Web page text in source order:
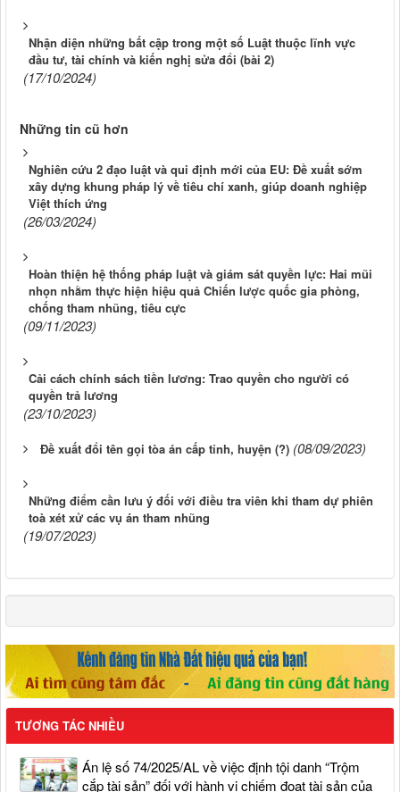
Nhận diện những bất cập trong một số Luật thuộc lĩnh vực
đầu tư, tài chính và kiến nghị sửa đổi (bài 2)
(17/10/2024)
Những tin cũ hơn
Nghiên cứu 2 đạo luật và qui định mới của EU: Đề xuất sớm
xây dựng khung pháp lý về tiêu chí xanh, giúp doanh nghiệp
Việt thích ứng
(26/03/2024)
Hoàn thiện hệ thống pháp luật và giám sát quyền lực: Hai mũi
nhọn nhằm thực hiện hiệu quả Chiến lược quốc gia phòng,
chống tham nhũng, tiêu cực
(09/11/2023)
Cải cách chính sách tiền lương: Trao quyền cho người có
quyền trả lương
(23/10/2023)
Đề xuất đổi tên gọi tòa án cấp tỉnh, huyện (?) (08/09/2023)
Những điểm cần lưu ý đối với điều tra viên khi tham dự phiên
toà xét xử các vụ án tham nhũng
(19/07/2023)
TƯƠNG TÁC NHIỀU
Án lệ số 74/2025/AL về việc định tội danh “Trộm
cắp tài sản” đối với hành vi chiếm đoạt tài sản của